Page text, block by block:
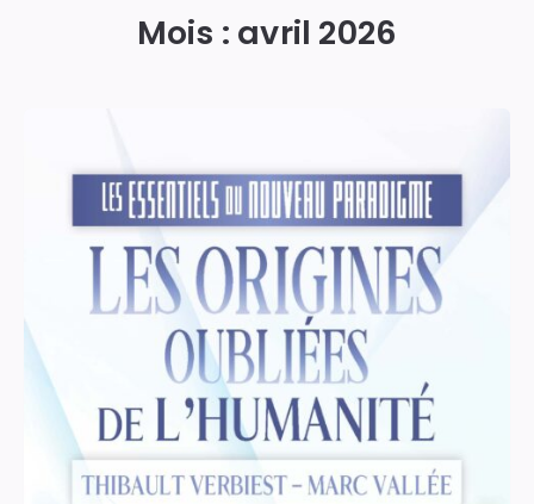
Mois : avril 2026